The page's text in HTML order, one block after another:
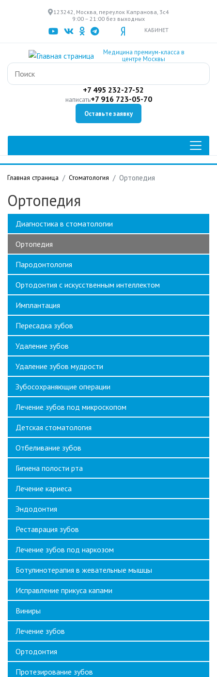
к
основному
содержанию
123242, Москва, переулок Капранова, 3с4
9:00 – 21:00 без выходных
КАБИНЕТ
Медицина премиум-класса в
центре Москвы
+7 495 232-27-52
написать+7 916 723-05-70
Оставьте заявку
Главная страница Стоматология Ортопедия
Ортопедия
Диагностика в стоматологии
Ортопедия
Пародонтология
Ортодонтия с искусственным интеллектом
Имплантация
Пересадка зубов
Удаление зубов
Удаление зубов мудрости
Зубосохраняющие операции
Лечение зубов под микроскопом
Детская стоматология
Отбеливание зубов
Гигиена полости рта
Лечение кариеса
Эндодонтия
Реставрация зубов
Лечение зубов под наркозом
Ботулинотерапия в жевательные мышцы
Исправление прикуса капами
Виниры
Лечение зубов
Ортодонтия
Протезирование зубов